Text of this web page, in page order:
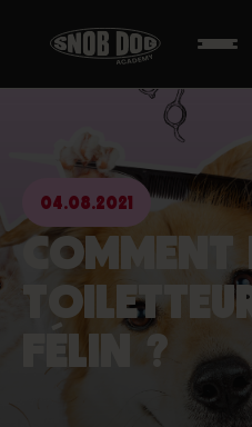
04.08.2021
COMMENT
FÉLIN ?